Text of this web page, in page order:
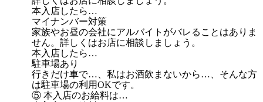
本入店したら…
マイナンバー対策
家族やお昼の会社にアルバイトがバレることはありま
せん。詳しくはお店に相談しましょう。
本入店したら…
駐車場あり
行きだけ車で…、私はお酒飲まないから…、そんな方
は駐車場の利用OKです。
⑤ 本入店のお給料は…